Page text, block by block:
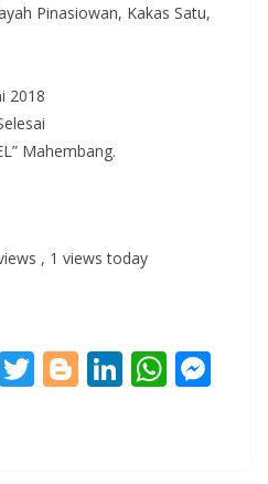
Pinasiowan, Kakas Satu,
2018
Mahembang.
, 1 views today
F T Bl Li W